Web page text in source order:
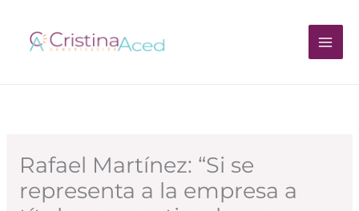
contenido
Rafael Martínez: “Si se
representa a la empresa a